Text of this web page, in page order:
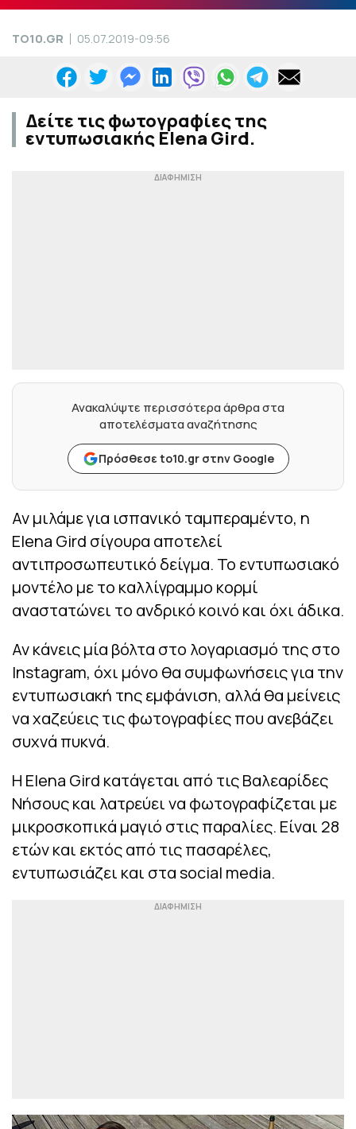
TO10.GR 05.07.2019-09:56
Δείτε τις φωτογραφίες της
εντυπωσιακής Elena Gird.
Ανακαλύψτε περισσότερα άρθρα στα
αποτελέσματα αναζήτησης
Πρόσθεσε to10.gr στην Google
Αν μιλάμε για ισπανικό ταμπεραμέντο, η
Elena Gird σίγουρα αποτελεί
αντιπροσωπευτικό δείγμα. Το εντυπωσιακό
μοντέλο με το καλλίγραμμο κορμί
αναστατώνει το ανδρικό κοινό και όχι άδικα.
Αν κάνεις μία βόλτα στο λογαριασμό της στο
Instagram, όχι μόνο θα συμφωνήσεις για την
εντυπωσιακή της εμφάνιση, αλλά θα μείνεις
να χαζεύεις τις φωτογραφίες που ανεβάζει
συχνά πυκνά.
Η Elena Gird κατάγεται από τις Βαλεαρίδες
Νήσους και λατρεύει να φωτογραφίζεται με
μικροσκοπικά μαγιό στις παραλίες. Είναι 28
ετών και εκτός από τις πασαρέλες,
εντυπωσιάζει και στα social media.